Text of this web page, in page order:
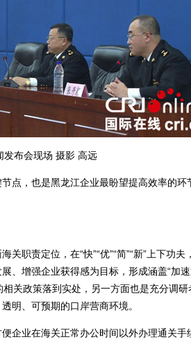
发布会现场 摄影 高远
，也是黑龙江企业最盼望提高效率的环
责定位，在“快”“优”“简”“新”上下功
增强企业获得感为目标，形成涵盖“加速
关政策落到实处，另一方面也是充分调
明、可预期的口岸营商环境。
业在海关正常办公时间以外办理通关手